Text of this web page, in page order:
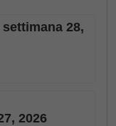
28,
2026